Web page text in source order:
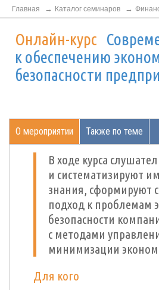
Главная Каталог семинаров
Онлайн-курс
к обеспечению
безопасности
О мероприятии Также по теме
В ходе курса
и систематизируют
знания, сформируют
подход к проблемам
безопасности
с методами
минимизации
Для кого